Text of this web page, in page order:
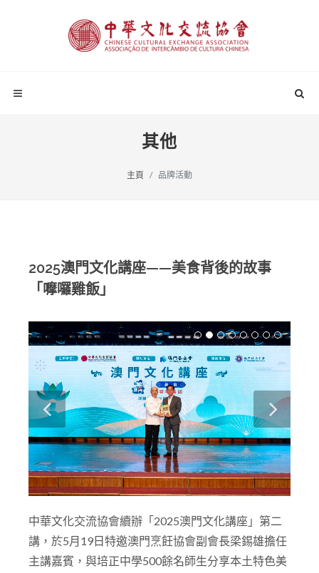
其他
主頁 品牌活動
2025澳門文化講座——美食背後的故事
「嚤囉雞飯」
中華文化交流協會續辦「2025澳門文化講座」第二
講，於5月19日特邀澳門烹飪協會副會長梁錫雄擔任
主講嘉賓，與培正中學500餘名師生分享本土特色美